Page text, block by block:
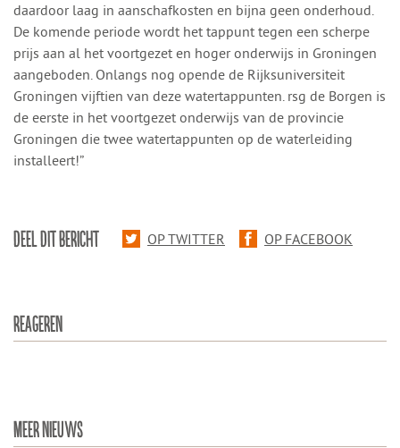
daardoor laag in aanschafkosten en bijna geen onderhoud.
De komende periode wordt het tappunt tegen een scherpe
prijs aan al het voortgezet en hoger onderwijs in Groningen
aangeboden. Onlangs nog opende de Rijksuniversiteit
Groningen vijftien van deze watertappunten. rsg de Borgen is
de eerste in het voortgezet onderwijs van de provincie
Groningen die twee watertappunten op de waterleiding
installeert!”
DEEL DIT BERICHT OP TWITTER OP FACEBOOK
REAGEREN
MEER NIEUWS